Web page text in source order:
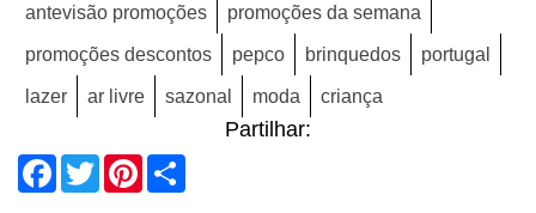
antevisão promoções promoções da semana
promoções descontos pepco brinquedos portugal
lazer ar livre sazonal moda criança
Partilhar:
Facebook
TwitterPinterest